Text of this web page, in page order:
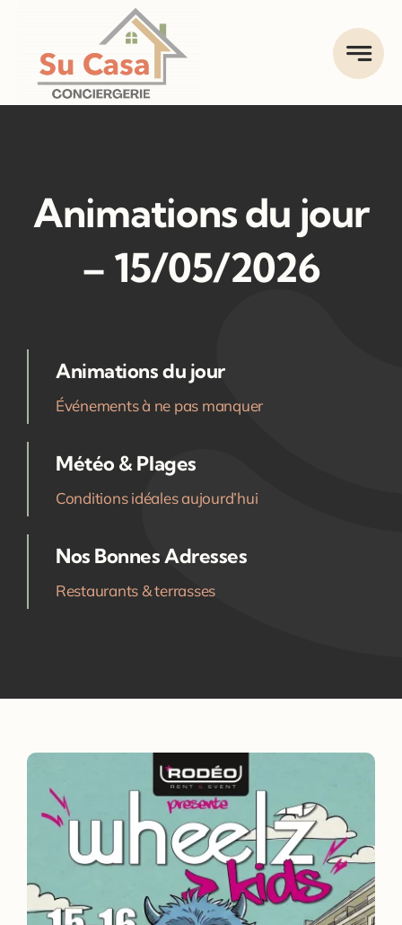
content
Animations du jour
– 15/05/2026
Animations du jour
Événements à ne pas manquer
Météo & Plages
Conditions idéales aujourd’hui
Nos Bonnes Adresses
Restaurants & terrasses